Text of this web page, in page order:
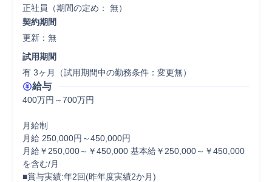
正社員（期間の定め： 無）
契約期間
更新：無
試用期間
有 3ヶ月（試用期間中の勤務条件：変更無）
給与
400万円～700万円
月給制
月給 250,000円～450,000円
月給￥250,000～￥450,000 基本給￥250,000～￥450,000
を含む/月
■賞与実績:年2回(昨年度実績2か月)